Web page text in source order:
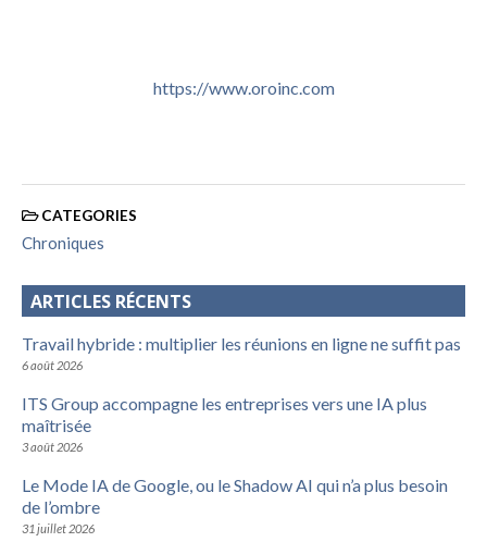
https://www.oroinc.com
CATEGORIES
Chroniques
ARTICLES RÉCENTS
Travail hybride : multiplier les réunions en ligne ne suffit pas
6 août 2026
ITS Group accompagne les entreprises vers une IA plus
maîtrisée
3 août 2026
Le Mode IA de Google, ou le Shadow AI qui n’a plus besoin
de l’ombre
31 juillet 2026